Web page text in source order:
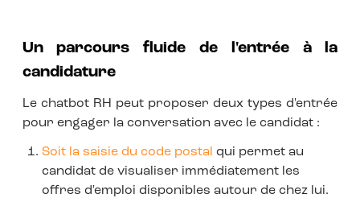
Un parcours fluide de l'entrée à la
candidature
Le chatbot RH peut proposer deux types d'entrée
pour engager la conversation avec le candidat :
Soit la saisie du code postal qui permet au
candidat de visualiser immédiatement les
offres d'emploi disponibles autour de chez lui.